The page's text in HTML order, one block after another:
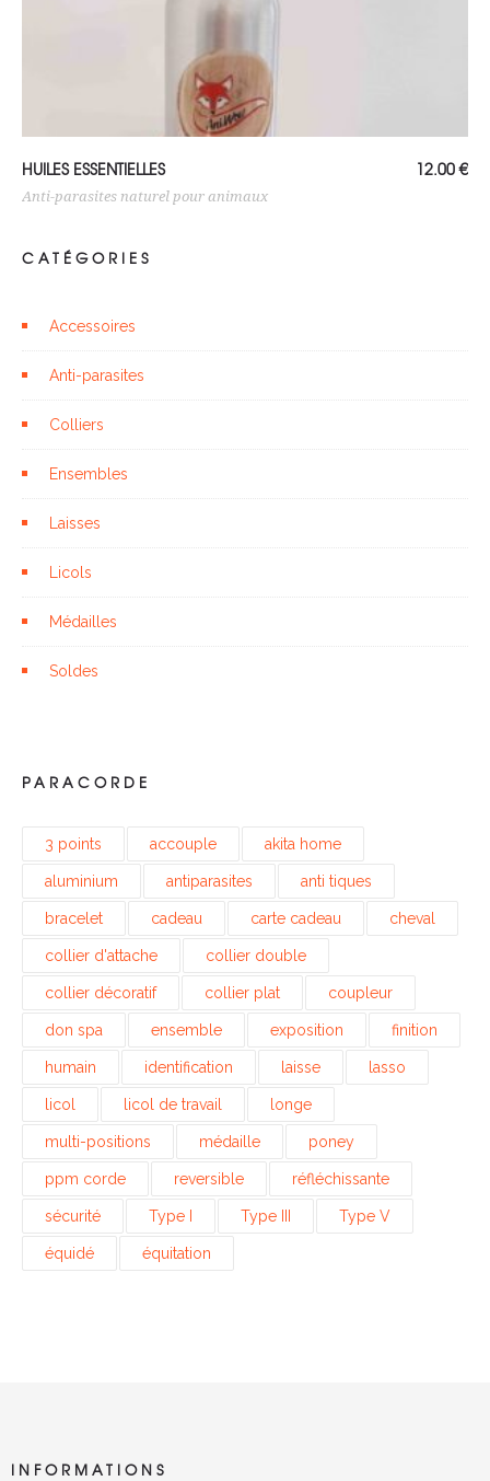
Ajouter au panier
HUILES ESSENTIELLES 12.00€
Anti-parasites naturel pour animaux
CATÉGORIES
Accessoires
Anti-parasites
Colliers
Ensembles
Laisses
Licols
Médailles
Soldes
PARACORDE
3 points accouple akita home
aluminium antiparasites anti tiques
bracelet cadeau carte cadeau cheval
collier d'attache collier double
collier décoratif collier plat coupleur
don spa ensemble exposition finition
humain identification laisse lasso
licol licol de travail longe
multi-positions médaille poney
ppm corde reversible réfléchissante
sécurité Type I Type III Type V
équidé équitation
INFORMATIONS